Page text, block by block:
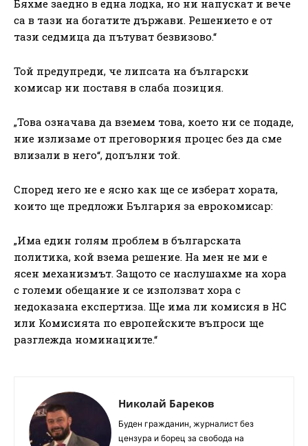
Бяхме заедно в една лодка, но ни напускат и вече
са в тази на богатите държави. Решението е от
тази седмица да пътуват безвизово.“
Той предупреди, че липсата на български
комисар ни поставя в слаба позиция.
„Това означава да вземем това, което ни се подаде,
ние излизаме от преговорния процес без да сме
влизали в него“, допълни той.
Според него не е ясно как ще се изберат хората,
които ще предложи България за еврокомисар:
„Има един голям проблем в българската
политика, кой взема решение. На мен не ми е
ясен механизмът. Защото се наслушахме на хора
с големи обещание и се използват хора с
недоказана експертиза. Ще има ли комисия в НС
или Комисията по европейските въпроси ще
разглежда номинациите.“
Николай Бареков
Буден гражданин, журналист без
цензура и борец за свобода на